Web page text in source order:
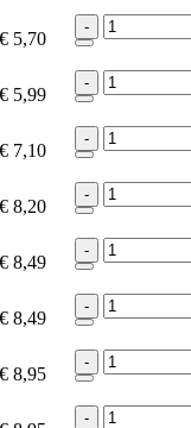
€ 5,70
-
€ 5,99
-
€ 7,10
-
€ 8,20
-
€ 8,49
-
€ 8,49
-
€ 8,95
-
-